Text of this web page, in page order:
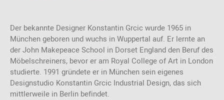
Der bekannte Designer Konstantin Grcic wurde 1965 in
München geboren und wuchs in Wuppertal auf. Er lernte an
der John Makepeace School in Dorset England den Beruf des
Möbelschreiners, bevor er am Royal College of Art in London
studierte. 1991 gründete er in München sein eigenes
Designstudio Konstantin Grcic Industrial Design, das sich
mittlerweile in Berlin befindet.